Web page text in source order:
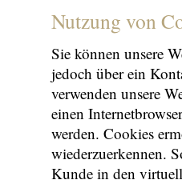
Nutzung von
Sie können unsere
jedoch über ein
verwenden unsere
einen
werden. Cookies
wiederzuerkennen.
Kunde in den